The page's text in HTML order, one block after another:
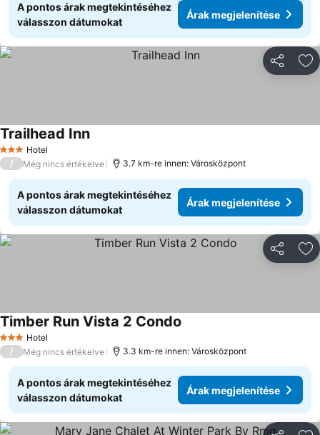
A pontos árak megtekintéséhez
válasszon dátumokat
Árak megjelenítése
3 Kategória
Hotel
Trailhead InnÁrak megjelenítése
/ Még nincs értékelve 3.7 km-re innen: Városközpont
A pontos árak megtekintéséhez
válasszon dátumokat
Árak megjelenítése
3 Kategória
Hotel
Timber Run Vista 2 Condo
/ Még nincs értékelve 3.3 km-re innen: Városközpont
A pontos árak megtekintéséhez
válasszon dátumokat
Árak megjelenítése